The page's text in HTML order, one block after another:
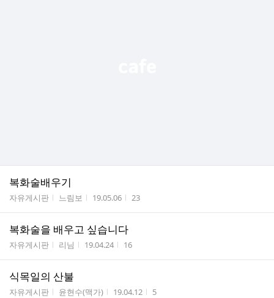
복화술배우기
게시판명
자유게시판 작성자
느림보 작성시간
19.05.06 조회수
23
복화술을 배우고 싶습니다
게시판명
자유게시판 작성자
리님 작성시간
19.04.24 조회수
16
식목일의 산불
게시판명
자유게시판 작성자
윤현수(맥가) 작성시간
19.04.12 조회수
5